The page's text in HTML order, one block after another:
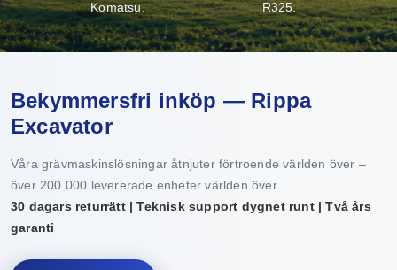
Komatsu.
R325.
Bekymmersfri inköp — Rippa
Excavator
Våra grävmaskinslösningar åtnjuter förtroende världen över –
över 200 000 levererade enheter världen över.
30 dagars returrätt | Teknisk support dygnet runt | Två års
garanti